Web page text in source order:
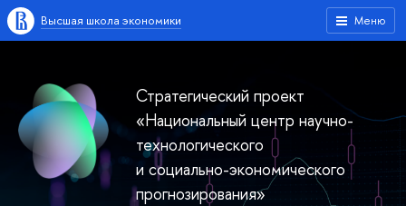
Меню
Высшая школа экономики
Стратегический проект
«Национальный центр научно-
технологического
и социально-экономического
прогнозирования»